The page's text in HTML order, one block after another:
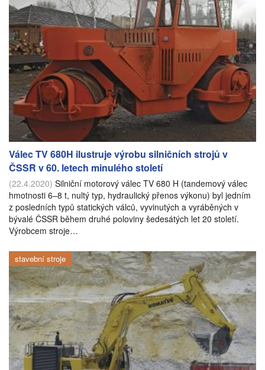
Válec TV 680H ilustruje výrobu silničních strojů v
ČSSR v 60. letech minulého století
(22.4.2020) Silniční motorový válec TV 680 H (tandemový válec
hmotnosti 6–8 t, nultý typ, hydraulický přenos výkonu) byl jedním
z posledních typů statických válců, vyvinutých a vyráběných v
bývalé ČSSR během druhé poloviny šedesátých let 20 století.
Výrobcem stroje…
stavební stroje